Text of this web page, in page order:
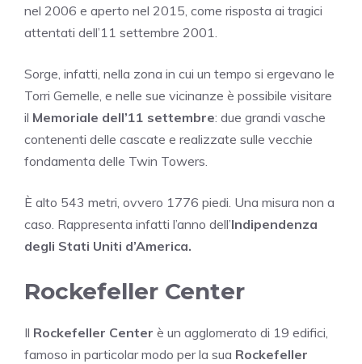
nel 2006 e aperto nel 2015, come risposta ai tragici
attentati dell’11 settembre 2001.
Sorge, infatti, nella zona in cui un tempo si ergevano le
Torri Gemelle, e nelle sue vicinanze è possibile visitare
il Memoriale dell’11 settembre: due grandi vasche
contenenti delle cascate e realizzate sulle vecchie
fondamenta delle Twin Towers.
È alto 543 metri, ovvero 1776 piedi. Una misura non a
caso. Rappresenta infatti l’anno dell’Indipendenza
degli Stati Uniti d’America.
Rockefeller Center
Il Rockefeller Center è un agglomerato di 19 edifici,
famoso in particolar modo per la sua Rockefeller